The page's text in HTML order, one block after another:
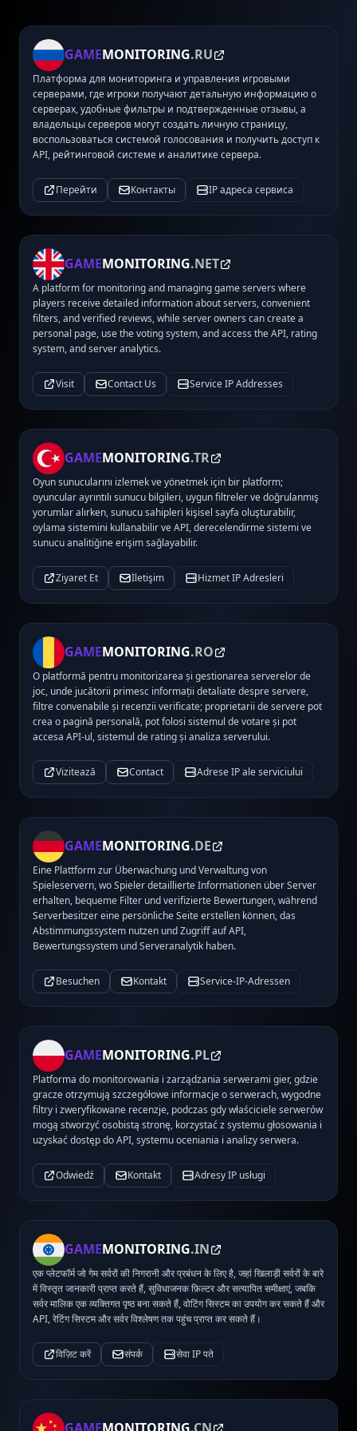
GAMEMONITORING.RU
Платформа для мониторинга и управления игровыми
серверами, где игроки получают детальную информацию о
серверах, удобные фильтры и подтвержденные отзывы, а
владельцы серверов могут создать личную страницу,
воспользоваться системой голосования и получить доступ к
API, рейтинговой системе и аналитике сервера.
Перейти Контакты IP адреса сервиса
GAMEMONITORING.NET
A platform for monitoring and managing game servers where
players receive detailed information about servers, convenient
filters, and verified reviews, while server owners can create a
personal page, use the voting system, and access the API, rating
system, and server analytics.
Visit Contact Us Service IP Addresses
GAMEMONITORING.TR
Oyun sunucularını izlemek ve yönetmek için bir platform;
oyuncular ayrıntılı sunucu bilgileri, uygun filtreler ve doğrulanmış
yorumlar alırken, sunucu sahipleri kişisel sayfa oluşturabilir,
oylama sistemini kullanabilir ve API, derecelendirme sistemi ve
sunucu analitiğine erişim sağlayabilir.
Ziyaret Et İletişim Hizmet IP Adresleri
GAMEMONITORING.RO
O platformă pentru monitorizarea și gestionarea serverelor de
joc, unde jucătorii primesc informații detaliate despre servere,
filtre convenabile și recenzii verificate; proprietarii de servere pot
crea o pagină personală, pot folosi sistemul de votare și pot
accesa API-ul, sistemul de rating și analiza serverului.
Vizitează Contact Adrese IP ale serviciului
GAMEMONITORING.DE
Eine Plattform zur Überwachung und Verwaltung von
Spieleservern, wo Spieler detaillierte Informationen über Server
erhalten, bequeme Filter und verifizierte Bewertungen, während
Serverbesitzer eine persönliche Seite erstellen können, das
Abstimmungssystem nutzen und Zugriff auf API,
Bewertungssystem und Serveranalytik haben.
Besuchen Kontakt Service-IP-Adressen
GAMEMONITORING.PL
Platforma do monitorowania i zarządzania serwerami gier, gdzie
gracze otrzymują szczegółowe informacje o serwerach, wygodne
filtry i zweryfikowane recenzje, podczas gdy właściciele serwerów
mogą stworzyć osobistą stronę, korzystać z systemu głosowania i
uzyskać dostęp do API, systemu oceniania i analizy serwera.
Odwiedź Kontakt Adresy IP usługi
GAMEMONITORING.IN
एक प्लेटफॉर्म जो गेम सर्वरों की निगरानी और प्रबंधन के लिए है, जहां खिलाड़ी सर्वरों के बारे
में विस्तृत जानकारी प्राप्त करते हैं, सुविधाजनक फ़िल्टर और सत्यापित समीक्षाएं, जबकि
सर्वर मालिक एक व्यक्तिगत पृष्ठ बना सकते हैं, वोटिंग सिस्टम का उपयोग कर सकते हैं और
API, रेटिंग सिस्टम और सर्वर विश्लेषण तक पहुंच प्राप्त कर सकते हैं।
विज़िट करें संपर्क सेवा IP पते